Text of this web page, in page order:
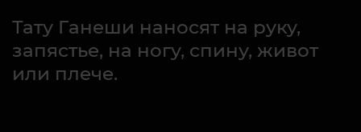
Тату Ганеши наносят на руку,
запястье, на ногу, спину, живот
или плече.